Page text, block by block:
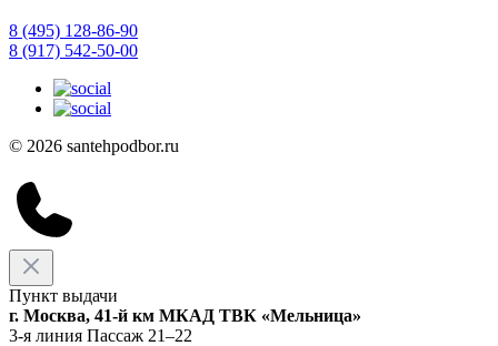
8 (495) 128-86-90
8 (917) 542-50-00
© 2026 santehpodbor.ru
Пункт выдачи
г. Москва, 41-й км МКАД ТВК «Мельница»
3-я линия Пассаж 21–22